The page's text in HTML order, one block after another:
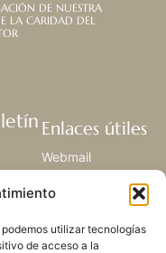
utilizar tecnologías
de acceso a la
DE NUESTRA
LA CARIDAD DEL
de
Enlaces útiles
Webmail
Centro de Recursos
Mapa del sitio